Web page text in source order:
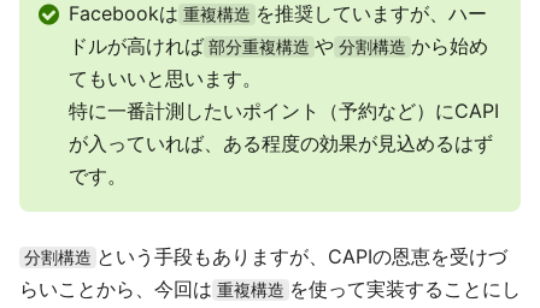
Facebookは 重複構造 を推奨していますが、ハー
ドルが高ければ 部分重複構造 や 分割構造 から始め
てもいいと思います。
特に一番計測したいポイント（予約など）にCAPI
が入っていれば、ある程度の効果が見込めるはず
です。
分割構造 という手段もありますが、CAPIの恩恵を受けづ
らいことから、今回は 重複構造 を使って実装することにし